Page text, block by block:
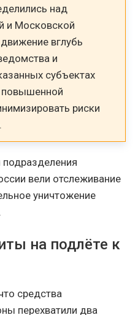
над
и Московской
вглубь
и
субъектах
повышенной
риски
вели отслеживание
уничтожение
на подлёте к
средства
перехватили два